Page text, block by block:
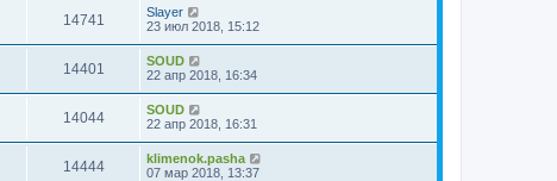
14741
Slayer
23 июл 2018, 15:12
14401
SOUD
22 апр 2018, 16:34
14044
SOUD
22 апр 2018, 16:31
14444
klimenok.pasha
07 мар 2018, 13:37